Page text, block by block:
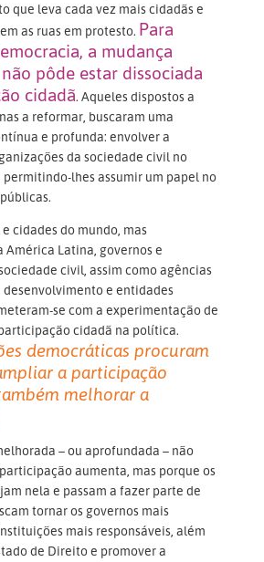
que leva cada vez mais cidadãs e
as ruas em protesto. Para
a mudança
pôde estar dissociada
cidadã. Aqueles dispostos a
a reformar, buscaram uma
e profunda: envolver a
da sociedade civil no
lhes assumir um papel no
cidades do mundo, mas
América Latina, governos e
civil, assim como agências
e entidades
se com a experimentação de
cidadã na política.
democráticas procuram
a participação
melhorar a
– ou aprofundada – não
aumenta, mas porque os
nela e passam a fazer parte de
tornar os governos mais
mais responsáveis, além
de Direito e promover a